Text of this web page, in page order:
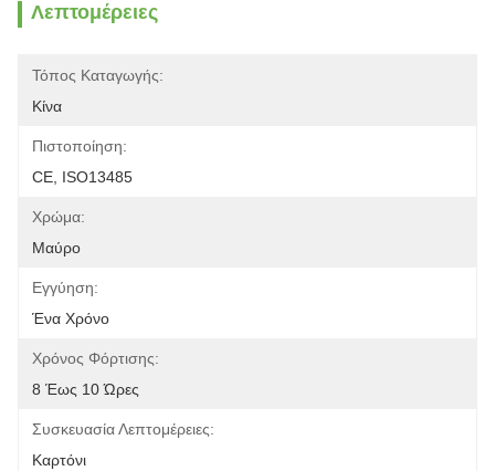
Λεπτομέρειες
Τόπος Καταγωγής:
Κίνα
Πιστοποίηση:
CE, ISO13485
Χρώμα:
Μαύρο
Εγγύηση:
Ένα Χρόνο
Χρόνος Φόρτισης:
8 Έως 10 Ώρες
Συσκευασία Λεπτομέρειες:
Καρτόνι